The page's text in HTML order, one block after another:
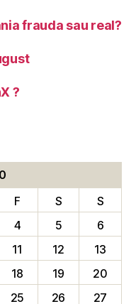
frauda sau real?
?
F S
S
4 5
6
11 12
13
18 19
20
25 26 27